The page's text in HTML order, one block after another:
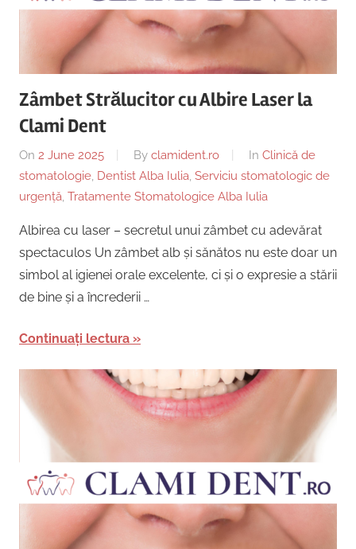
Zâmbet Strălucitor cu Albire Laser la
Clami Dent
On 2 June 2025 By clamident.ro In Clinică de
stomatologie, Dentist Alba Iulia, Serviciu stomatologic de
urgență, Tratamente Stomatologice Alba Iulia
Albirea cu laser – secretul unui zâmbet cu adevărat
spectaculos Un zâmbet alb și sănătos nu este doar un
simbol al igienei orale excelente, ci și o expresie a stării
de bine și a încrederii …
Continuați lectura